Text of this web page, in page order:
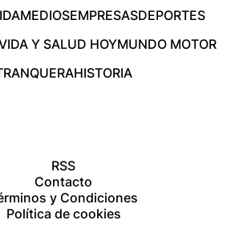
MEDIOSEMPRESASDEPORTES
Y SALUD HOYMUNDO MOTOR
HISTORIA
RSS
Contacto
y Condiciones
Política de cookies